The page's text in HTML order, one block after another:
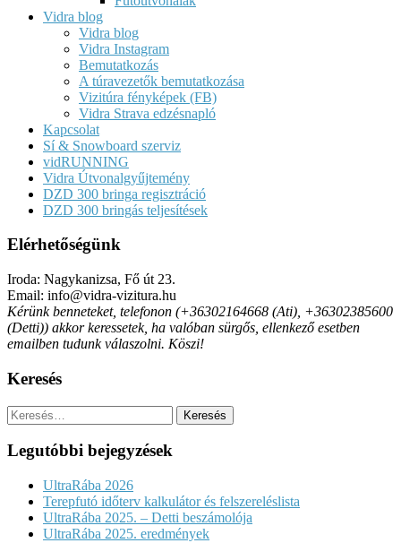
Vidra blog
Vidra blog
Vidra Instagram
Bemutatkozás
A túravezetők bemutatkozása
Vizitúra fényképek (FB)
Vidra Strava edzésnapló
Kapcsolat
Sí & Snowboard szerviz
vidRUNNING
Vidra Útvonalgyűjtemény
DZD 300 bringa regisztráció
DZD 300 bringás teljesítések
Elérhetőségünk
Iroda: Nagykanizsa, Fő út 23.
Email: info@vidra-vizitura.hu
Kérünk benneteket, telefonon (+36302164668 (Ati), +36302385600
(Detti)) akkor keressetek, ha valóban sürgős, ellenkező esetben
emailben tudunk válaszolni. Köszi!
Keresés
Keresés:
Legutóbbi bejegyzések
UltraRába 2026
Terepfutó időterv kalkulátor és felszereléslista
UltraRába 2025. – Detti beszámolója
UltraRába 2025. eredmények